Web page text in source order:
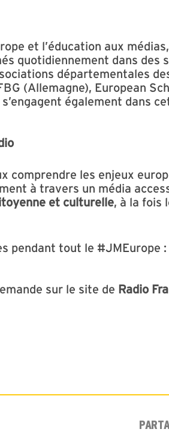
et l’éducation aux
quotidiennement dans des
départementales
(Allemagne), European
également dans
comprendre les enjeux
à travers un média
et culturelle, à la fois
pendant tout le #JMEurope :
sur le site de Radio